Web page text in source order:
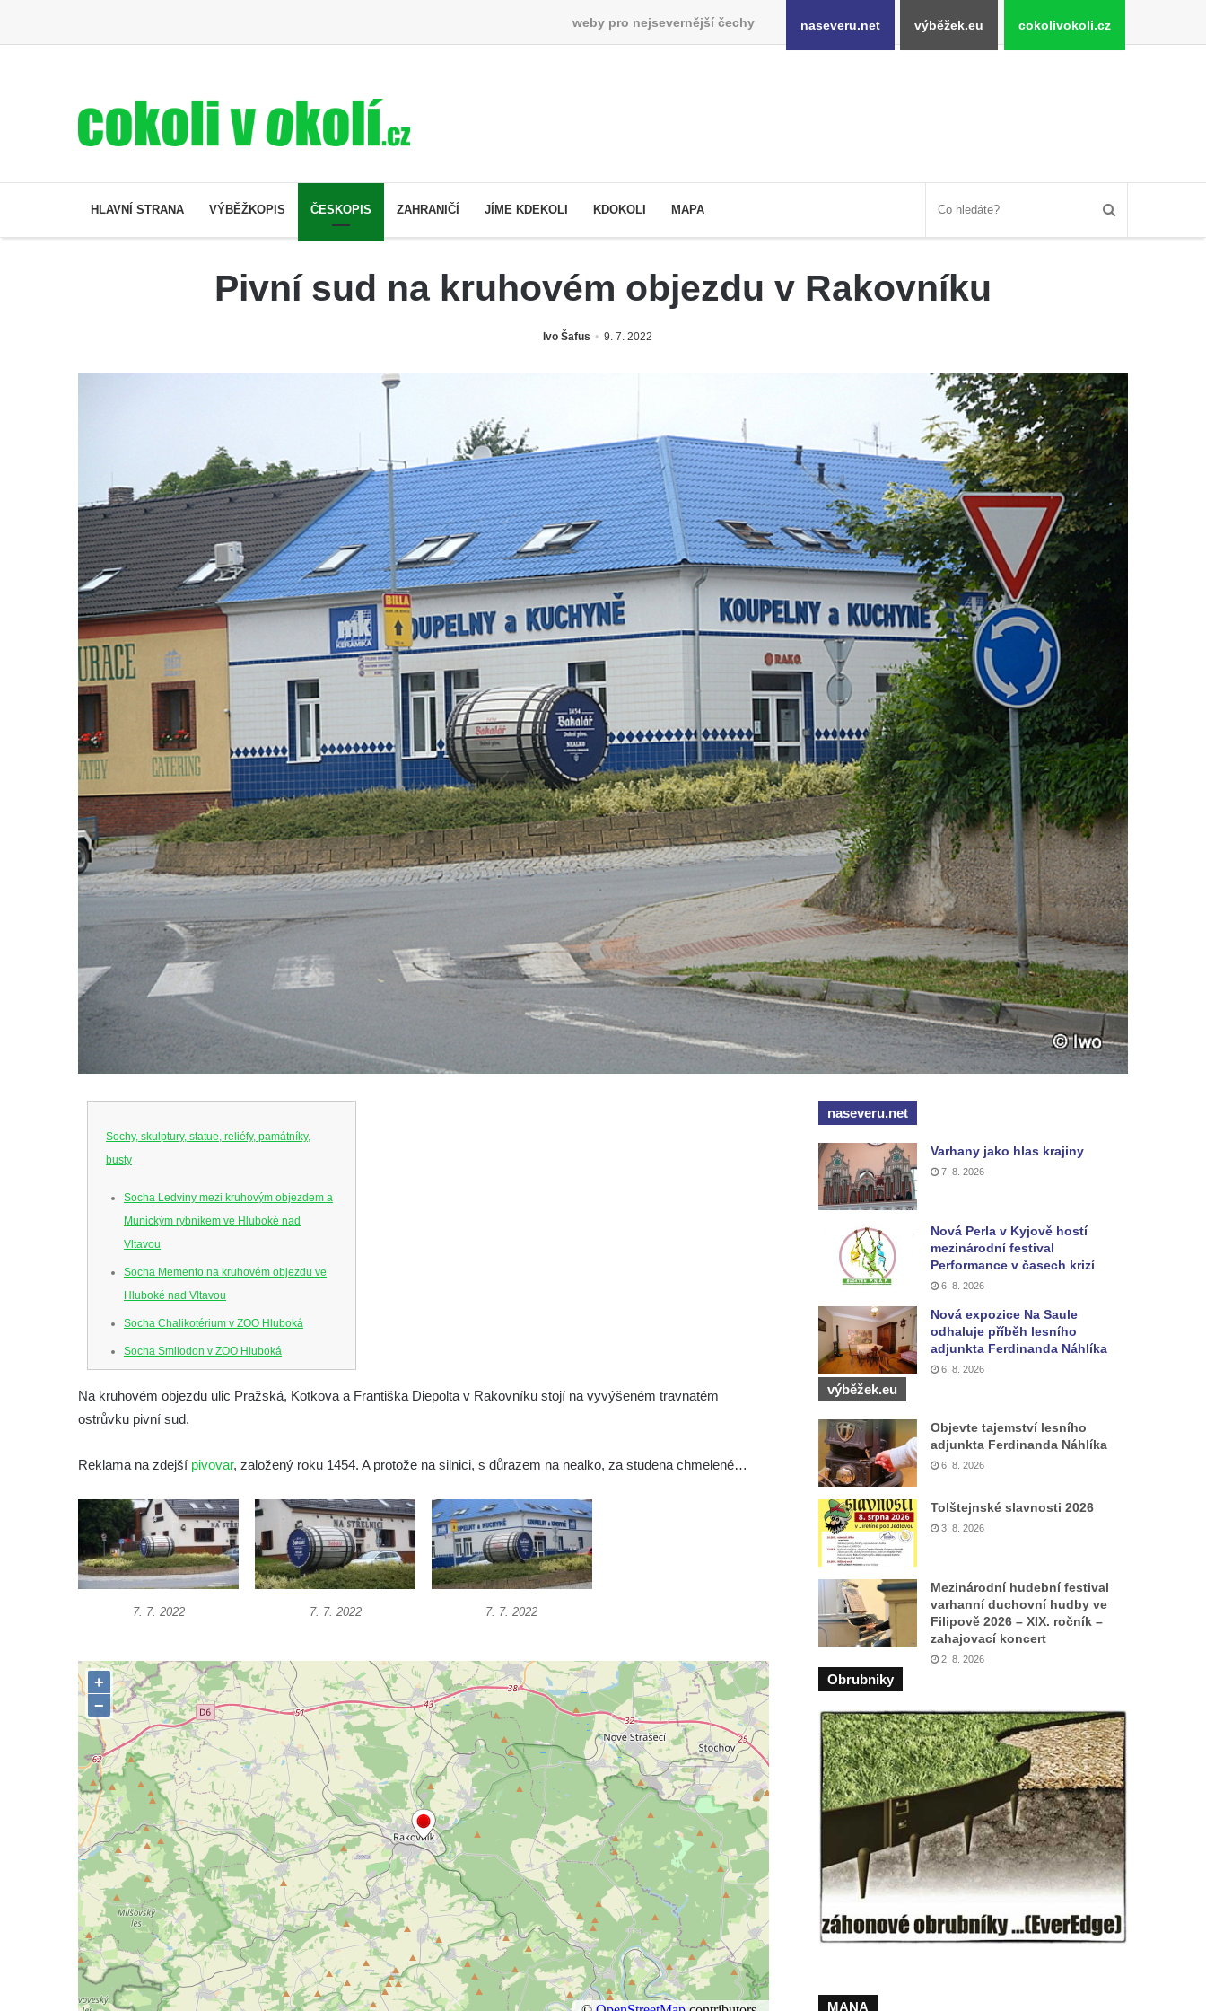
weby pro nejsevernější čechy naseveru.net výběžek.eu cokolivokoli.cz
HLAVNÍ STRANA VÝBĚŽKOPIS ČESKOPIS ZAHRANIČÍ JÍME KDEKOLI KDOKOLI MAPA
Pivní sud na kruhovém objezdu v Rakovníku
Ivo Šafus 9. 7. 2022
Sochy, skulptury, statue, reliéfy, památníky,
busty
Socha Ledviny mezi kruhovým objezdem a
Munickým rybníkem ve Hluboké nad
Vltavou
Socha Memento na kruhovém objezdu ve
Hluboké nad Vltavou
Socha Chalikotérium v ZOO Hluboká
Socha Smilodon v ZOO Hluboká
Socha Koroun bezzubý v ZOO Hluboká
Socha Medvěd jeskynní v ZOO Hluboká
Socha Mamut srstnatý v ZOO Hluboká
Socha Orel v ZOO Hluboká
Socha Vydry si hrají v ZOO Hluboká
Socha Kudlanka v ZOO Hluboká
Socha Vlčice s mládětem v ZOO Hluboká
Socha Rys číhající na srnu v ZOO Hluboká
Socha Orlice v ZOO Hluboká
Socha Tygr v ZOO Hluboká
Socha Želva v ZOO Hluboká
Socha Kozorožec horský v ZOO Hluboká
Socha Včela v ZOO Hluboká
Socha Housenka v ZOO Hluboká
Socha Nosorožík v ZOO Hluboká
Socha Rosomák v ZOO Hluboká
Socha Beruška v ZOO Hluboká
Na kruhovém objezdu ulic Pražská, Kotkova a Františka Diepolta v Rakovníku stojí na vyvýšeném travnatém
ostrůvku pivní sud.
Reklama na zdejší pivovar, založený roku 1454. A protože na silnici, s důrazem na nealko, za studena chmelené…
7. 7. 2022 7. 7. 2022 7. 7. 2022
naseveru.net
Varhany jako hlas krajiny
7. 8. 2026
Nová Perla v Kyjově hostí
mezinárodní festival
Performance v časech krizí
6. 8. 2026
Nová expozice Na Saule
odhaluje příběh lesního
adjunkta Ferdinanda Náhlíka
6. 8. 2026
výběžek.eu
Objevte tajemství lesního
adjunkta Ferdinanda Náhlíka
6. 8. 2026
Tolštejnské slavnosti 2026
3. 8. 2026
Mezinárodní hudební festival
varhanní duchovní hudby ve
Filipově 2026 – XIX. ročník –
zahajovací koncert
2. 8. 2026
Obrubniky
MANA